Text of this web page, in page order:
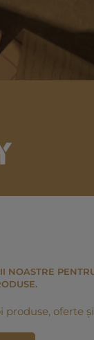
NOASTRE
oferte